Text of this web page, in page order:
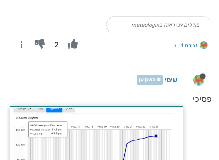
מודלים אני רואה בmeteologix
תגובה 1 2
שימי ❄️ משקיען
פסיכי